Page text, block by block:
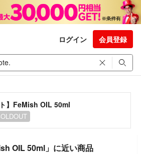
ログイン 会員登録
ト】FeMish OIL 50ml
OIL 50ml」に近い商品